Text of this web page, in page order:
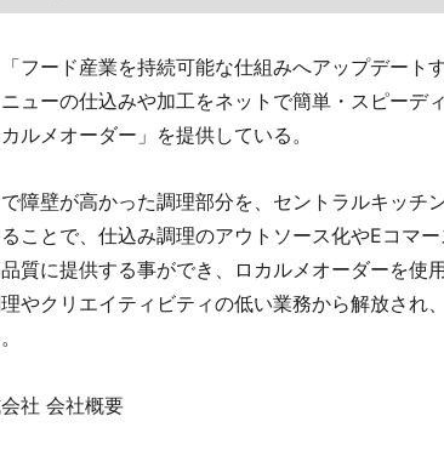
フード産業を持続可能な仕組みへアップデート
ューの仕込みや加工をネットで簡単・スピーデ
ルメオーダー」を提供している。
障壁が高かった調理部分を、セントラルキッチ
ことで、仕込み調理のアウトソース化やEコマ
質に提供する事ができ、ロカルメオーダーを使
やクリエイティビティの低い業務から解放され
社 会社概要